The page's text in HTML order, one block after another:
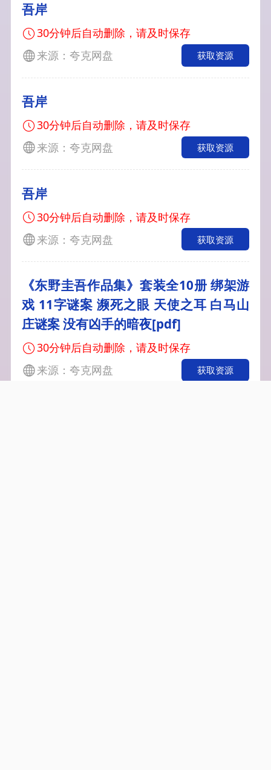
吾岸
30分钟后自动删除，请及时保存
来源：夸克网盘
获取资源
吾岸
30分钟后自动删除，请及时保存
来源：夸克网盘
获取资源
吾岸
30分钟后自动删除，请及时保存
来源：夸克网盘
获取资源
《东野圭吾作品集》套装全10册 绑架游
戏 11字谜案 濒死之眼 天使之耳 白马山
庄谜案 没有凶手的暗夜[pdf]
30分钟后自动删除，请及时保存
来源：夸克网盘
获取资源